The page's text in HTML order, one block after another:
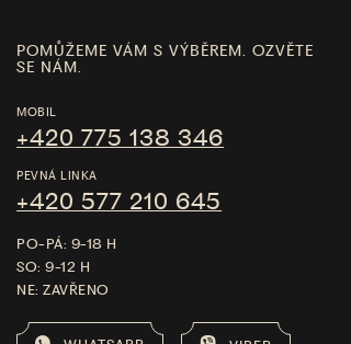
POMŮŽEME VÁM S VÝBĚREM. OZVĚTE
SE NÁM.
MOBIL
+420 775 138 346
PEVNÁ LINKA
+420 577 210 645
PO-PÁ: 9-18 H
SO: 9-12 H
NE: ZAVŘENO